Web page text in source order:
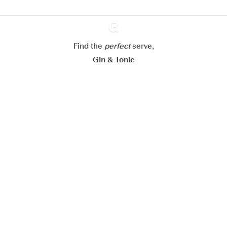
Ginventory
Find the perfectserve,
Gin & Tonic
Mijn cookie-instellingen aanpassen
Alles weigeren Alles aanvaarden